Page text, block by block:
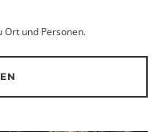
Ort und Personen.